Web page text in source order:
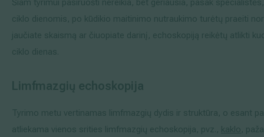
ciklo dienomis, po kūdikio maitinimo nutraukimo turėtų praeiti
jaučiate skaismą ar čiuopiate darinį, echoskopiją reikėtų atlikti
ciklo dienas.
Limfmazgių echoskopija
Tyrimo metu vertinamas limfmazgių dydis ir struktūra, o esant
atliekama vienos srities limfmazgių echoskopija, pvz., kaklo,